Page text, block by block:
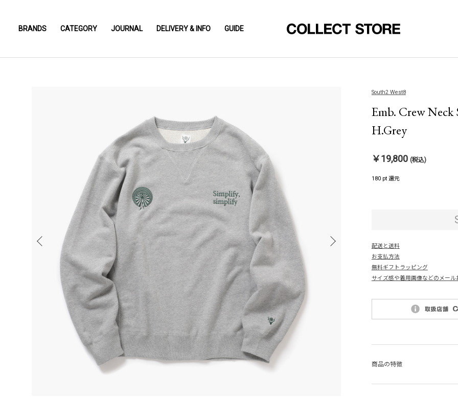
BRANDS CATEGORY JOURNAL DELIVERY & INFO GUIDE
South2 West8
Emb. Crew Neck
H.Grey
￥19,800 (税込)
180 pt 還元
配送と送料
お支払方法
無料ギフトラッピング
サイズ感や着用画像などのメール
商品の特徴